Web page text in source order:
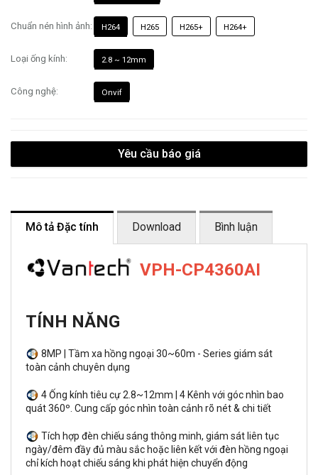
Chuẩn nén hình ảnh: H264 H265 H265+ H264+
Loại ống kính: 2.8 ~ 12mm
Công nghệ: Onvif
Yêu cầu báo giá
Mô tả Đặc tính Download Bình luận
VPH-CP4360AI
TÍNH NĂNG
8MP | Tầm xa hồng ngoại 30~60m - Series giám sát
toàn cảnh chuyên dụng
4 Ống kính tiêu cự 2.8~12mm | 4 Kênh với góc nhìn bao
quát 360º. Cung cấp góc nhìn toàn cảnh rõ nét & chi tiết
Tích hợp đèn chiếu sáng thông minh, giám sát liên tục
ngày/đêm đầy đủ màu sắc hoặc liên kết với đèn hồng ngoại
chỉ kích hoạt chiếu sáng khi phát hiện chuyển động